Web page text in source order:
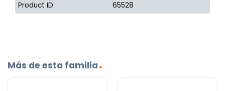
Product ID
65528
Más de esta familia